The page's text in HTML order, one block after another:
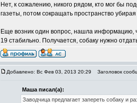
Нет, к сожалению, никого рядом, кто мог бы
газеты, потом сокращать пространство
Еще возник один вопрос, нашла информацию,
19 стабильно. Получается, собаку нужно
Добавлено: Вс Фев 03, 2013 20:29 Заголовок
Маша писал(а):
Заводчица предлагает запереть собаку и